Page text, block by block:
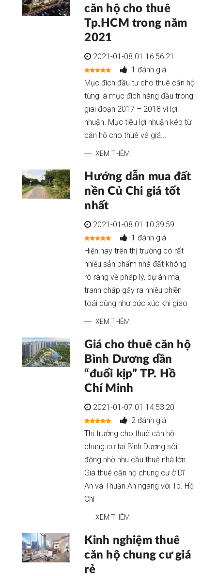
căn hộ cho thuê
Tp.HCM trong năm
2021
2021-01-08 01 16:56:21
1 đánh giá
Mục đích đầu tư cho thuê căn hộ
từng là mục đích hàng đầu trong
giai đoạn 2017 – 2018 vì lợi
nhuận. Mục tiêu lợi nhuận kép từ
căn hộ cho thuê và giá...
XEM THÊM
Hướng dẫn mua đất
nền Củ Chi giá tốt
nhất
2021-01-08 01 10:39:59
1 đánh giá
Hiện nay trên thị trường có rất
nhiều sản phẩm nhà đất không
rõ ràng về pháp lý, dự án ma,
tranh chấp gây ra nhiều phiền
toái cũng như bức xúc khi giao
XEM THÊM
Giá cho thuê căn hộ
Bình Dương dần
“đuổi kịp” TP. Hồ
Chí Minh
2021-01-07 01 14:53:20
2 đánh giá
Thị trường cho thuê căn hộ
chung cư tại Bình Dương sôi
động nhờ nhu cầu thuê nhà lớn.
Giá thuê căn hộ chung cư ở Dĩ
An và Thuận An ngang với Tp. Hồ
Chí
XEM THÊM
Kinh nghiệm thuê
căn hộ chung cư giá
rẻ